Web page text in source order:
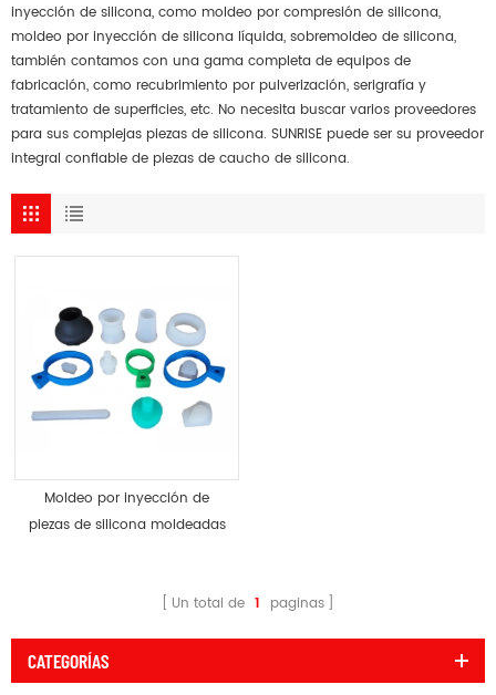
inyección de silicona, como moldeo por compresión de silicona,
moldeo por inyección de silicona líquida, sobremoldeo de silicona,
también contamos con una gama completa de equipos de
fabricación, como recubrimiento por pulverización, serigrafía y
tratamiento de superficies, etc. No necesita buscar varios proveedores
para sus complejas piezas de silicona. SUNRISE puede ser su proveedor
integral confiable de piezas de caucho de silicona.
Moldeo por inyección de
piezas de silicona moldeadas
Un total de 1 paginas
CATEGORÍAS